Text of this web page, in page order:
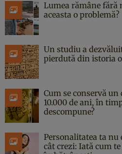
Lumea rămâne fără
aceasta o problemă?
Un studiu a
pierdută din istoria
Cum se conservă
10.000 de ani, în
descompune?
Personalitatea ta nu
cât crezi: Iată cum